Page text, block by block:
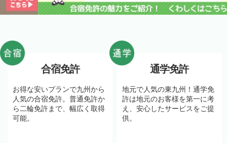
合宿免許
お得な安いプランで九州から
人気の合宿免許。普通免許か
ら二輪免許まで、幅広く取得
可能。
通学免許
地元で人気の東九州！通学免
許は地元のお客様を第一に考
え、安心したサービスをご提
供。